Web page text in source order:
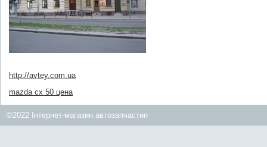
http://avtey.com.ua
mazda cx 50 цена
©2022 Інтернет-магазин автозапчастин